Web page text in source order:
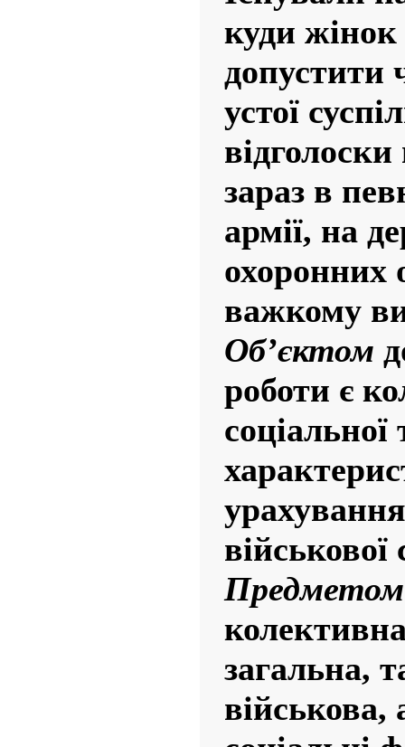
куди жінок
допустити
устої
зараз в
армії, на
охоронних
важкому
Об’єктом
роботи є
соціальної
Предметом
загальна,
військова,